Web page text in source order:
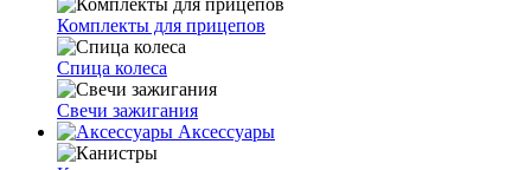
Комплекты для прицепов
Спица колеса
Свечи зажигания
Аксессуары